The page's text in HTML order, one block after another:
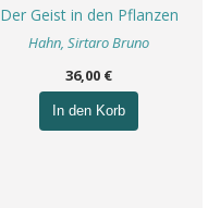
Der Geist in den Pflanzen
Hahn, Sirtaro Bruno
36,00 €
In den Korb